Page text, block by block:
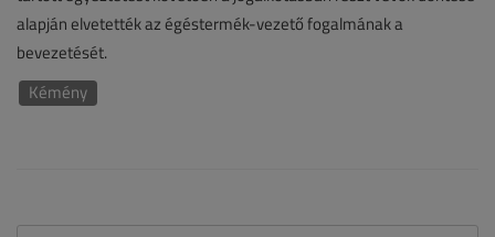
alapján elvetették az égéstermék-vezető fogalmának a
bevezetését.
Kémény